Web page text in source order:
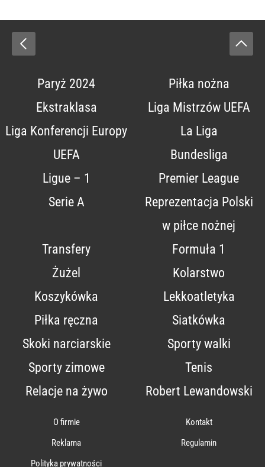
Paryż 2024
Piłka nożna
Ekstraklasa
Liga Mistrzów UEFA
Liga Konferencji Europy
UEFA
La Liga
Bundesliga
Ligue – 1
Premier League
Serie A
Reprezentacja Polski
w piłce nożnej
Transfery
Formuła 1
Żużel
Kolarstwo
Koszykówka
Lekkoatletyka
Piłka ręczna
Siatkówka
Skoki narciarskie
Sporty walki
Sporty zimowe
Tenis
Relacje na żywo
Robert Lewandowski
O firmie
Kontakt
Reklama
Regulamin
Polityka prywatności